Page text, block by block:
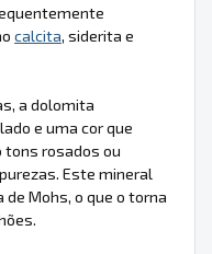
calcita, siderita e
a dolomita
e uma cor que
tons rosados ou
Este mineral
de Mohs, o que o torna